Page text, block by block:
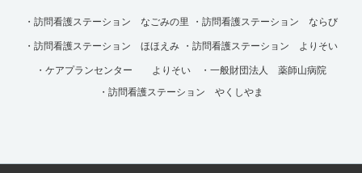
・訪問看護ステーション なごみの里 ・訪問看護ステーション ならび
・訪問看護ステーション ほほえみ ・訪問看護ステーション よりそい
・ケアプランセンター よりそい
・一般財団法人 薬師山病院
・訪問看護ステーション やくしやま